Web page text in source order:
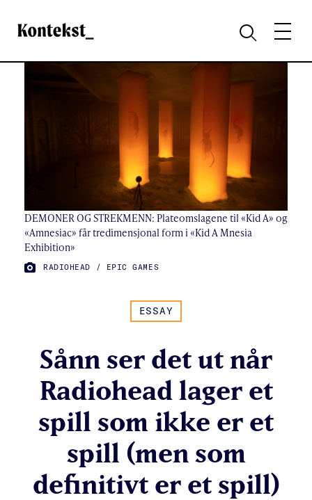
Kontekst
SØKMENY
DEMONER OG STREKMENN: Plateomslagene til «Kid A» og
«Amnesiac» får tredimensjonal form i «Kid A Mnesia
Exhibition»
FOTO:
RADIOHEAD / EPIC GAMES
ESSAY
Sånn ser det ut når
Radiohead lager et
spill som ikke er et
spill (men som
definitivt er et spill)